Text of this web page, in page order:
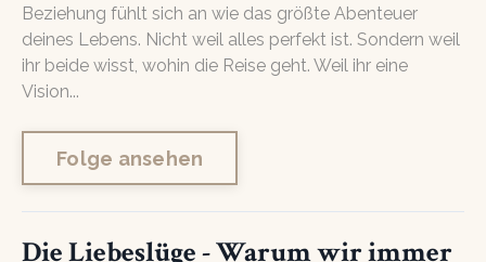
Beziehung fühlt sich an wie das größte Abenteuer
deines Lebens. Nicht weil alles perfekt ist. Sondern weil
ihr beide wisst, wohin die Reise geht. Weil ihr eine
Vision...
Folge ansehen
Die Liebeslüge - Warum wir immer